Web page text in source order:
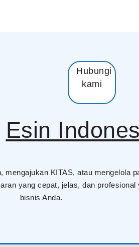
Hubungi
kami
Esin
KITAS, atau mengelola
yang cepat, jelas, dan
bisnis Anda.